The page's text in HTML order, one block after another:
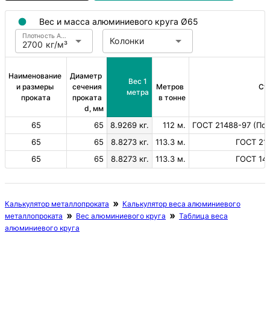
Вес и масса алюминиевого круга Ø65
2700 кг/м³
Плотность Алюминий Колонки
Наименование
и размеры
проката
Диаметр
сечения
проката
d, мм
Вес 1
метра
Метров
в тонне
65 65 8.9269 кг. 112 м.
ГОСТ 21488-97
65
65 8.8273 кг. 113.3 м.
ГОСТ
65
65 8.8273 кг. 113.3 м. ГОСТ
Калькулятор металлопроката
Калькулятор веса алюминиевого
металлопроката
Вес алюминиевого круга
Таблица веса
алюминиевого круга